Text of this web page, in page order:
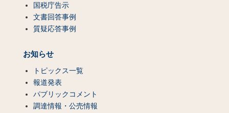
国税庁告示
文書回答事例
質疑応答事例
お知らせ
トピックス一覧
報道発表
パブリックコメント
調達情報・公売情報